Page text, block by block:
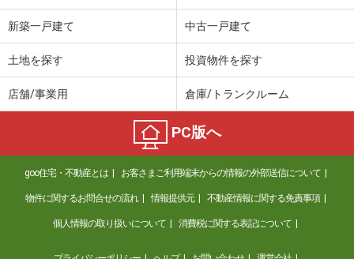
12.80万円
京都府京都市南区西九条池ノ内町
京都府京都市山科区竹鼻外田町
価 格
5万円
住 所
京都府京都市山科区竹鼻外田町
間取り
2DK
新築一戸建て 中古一戸建て
土地を探す 投資物件を探す
店舗/事業用 倉庫/トランクルーム
PC版へ
goo住宅・不動産とは お客さまご利用端末からの情報の外部送信について
物件に関するお問合せの流れ 情報提供元 不動産情報に関する免責事項
個人情報の取り扱いについて 消費税に関する表記について